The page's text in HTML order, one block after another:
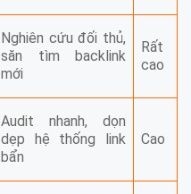
Nghiên cứu đối thủ,
săn tìm backlink
mới
Rất
cao
Audit nhanh, dọn
dẹp hệ thống link
bẩn
Cao